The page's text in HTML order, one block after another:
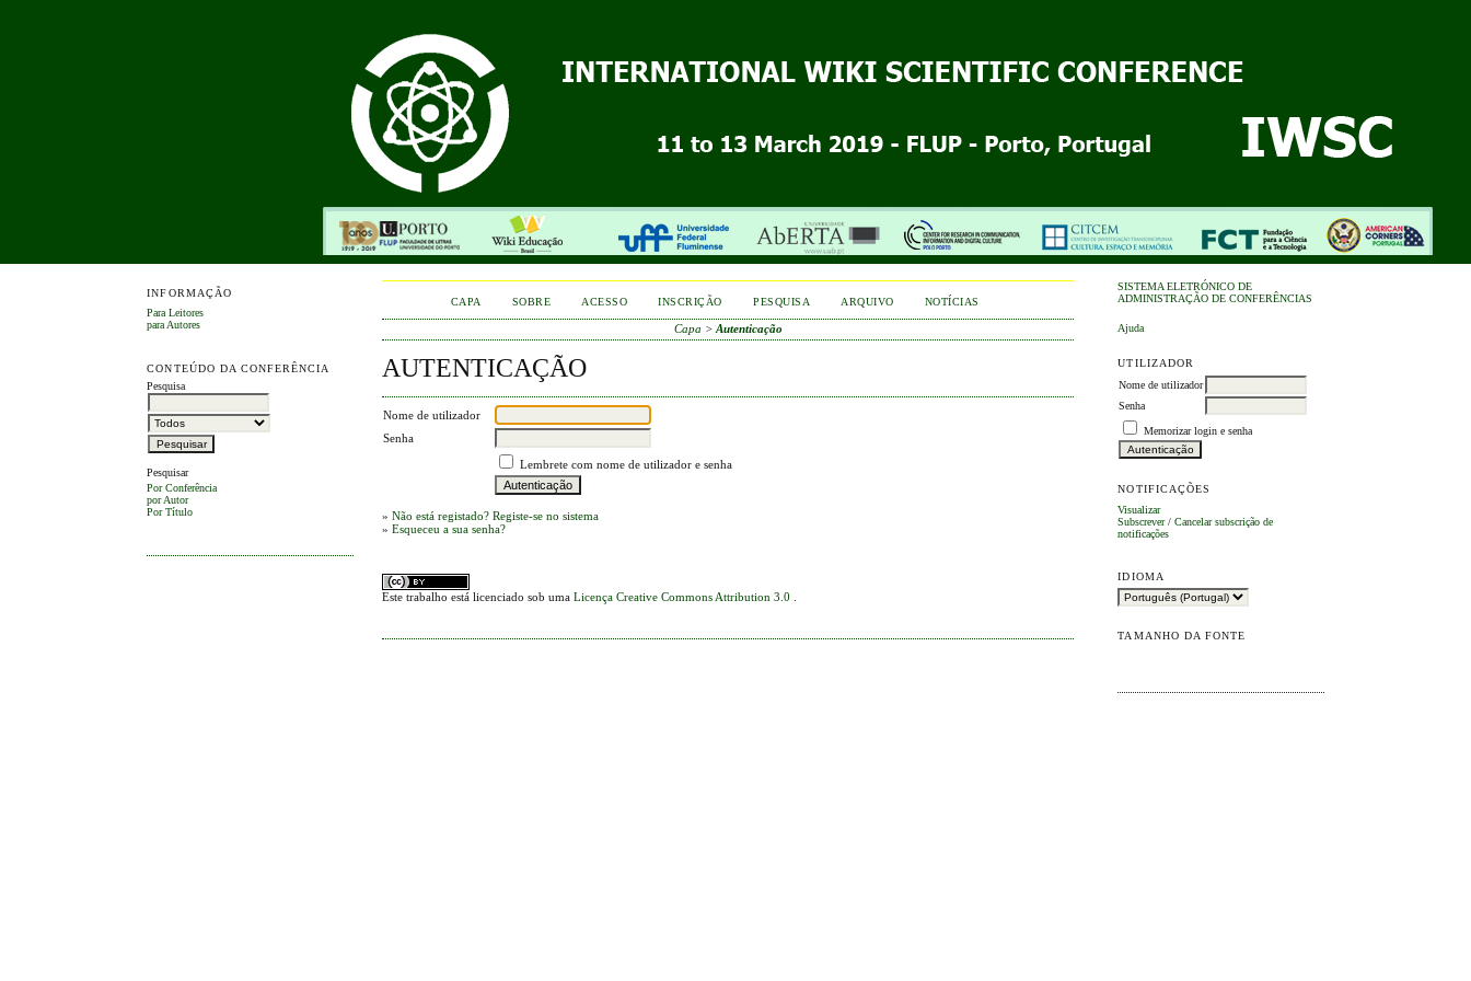
INFORMAÇÃO
Para Leitores
para Autores
CONTEÚDO DA CONFERÊNCIA
Pesquisa
Pesquisar
Por Conferência
por Autor
Por Título
SISTEMA ELETRÓNICO DE
ADMINISTRAÇÃO DE CONFERÊNCIAS
Ajuda
UTILIZADOR
Nome de utilizador
Senha
Memorizar login e senha
NOTIFICAÇÕES
Visualizar
Subscrever/Cancelar subscrição de
notificações
IDIOMA
TAMANHO DA FONTE
CAPA SOBRE ACESSO INSCRIÇÃO PESQUISA ARQUIVO NOTÍCIAS
Capa > Autenticação
AUTENTICAÇÃO
Nome de utilizador
Senha
Lembrete com nome de utilizador e senha
»Não está registado? Registe-se no sistema
»Esqueceu a sua senha?
Este trabalho está licenciado sob umaLicença Creative Commons Attribution 3.0